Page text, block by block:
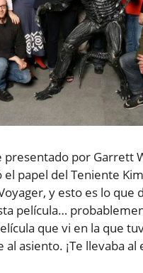
presentado por Garrett
papel del Teniente
y esto es lo que
película…
que vi en la que
al asiento. ¡Te llevaba